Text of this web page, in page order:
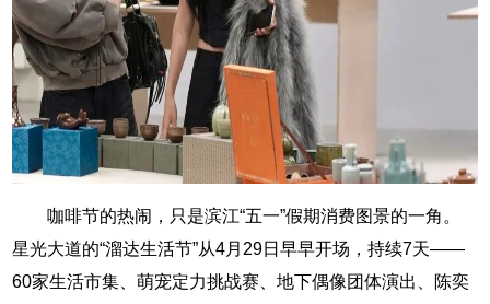
咖啡节的热闹，只是滨江“五一”假期消费图景的一角。
星光大道的“溜达生活节”从4月29日早早开场，持续7天——
60家生活市集、萌宠定力挑战赛、地下偶像团体演出、陈奕